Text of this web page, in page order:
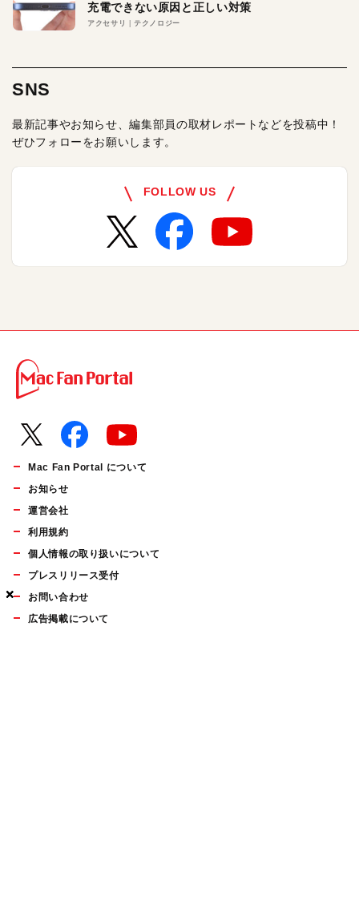
×
×
×
充電できない原因と正しい対策
アクセサリ テクノロジー
SNS
最新記事やお知らせ、編集部員の取材レポートなどを投稿中！
ぜひフォローをお願いします。
FOLLOW US
Mac Fan Portal について
お知らせ
運営会社
利用規約
個人情報の取り扱いについて
プレスリリース受付
お問い合わせ
広告掲載について